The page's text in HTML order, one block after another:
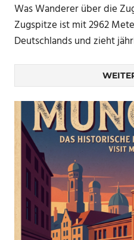
Was Wanderer über die
Zugspitze ist mit 2962
Deutschlands und zieht